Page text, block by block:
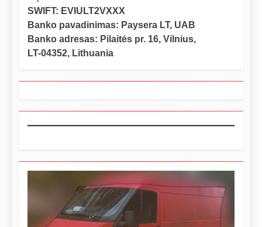
SWIFT: EVIULT2VXXX
Banko pavadinimas: Paysera LT, UAB
Banko adresas: Pilaitės pr. 16, Vilnius,
LT-04352, Lithuania